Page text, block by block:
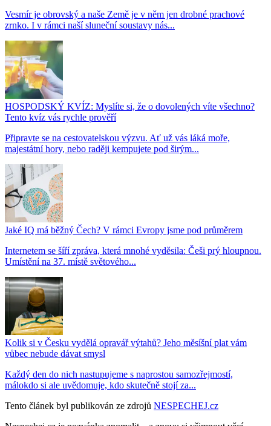
Vesmír je obrovský a naše Země je v něm jen drobné prachové
zrnko. I v rámci naší sluneční soustavy nás...
HOSPODSKÝ KVÍZ: Myslíte si, že o dovolených víte všechno?
Tento kvíz vás rychle prověří
Připravte se na cestovatelskou výzvu. Ať už vás láká moře,
majestátní hory, nebo raději kempujete pod širým...
Jaké IQ má běžný Čech? V rámci Evropy jsme pod průměrem
Internetem se šíří zpráva, která mnohé vyděsila: Češi prý hloupnou.
Umístění na 37. místě světového...
Kolik si v Česku vydělá opravář výtahů? Jeho měsíšní plat vám
vůbec nebude dávat smysl
Každý den do nich nastupujeme s naprostou samozřejmostí,
málokdo si ale uvědomuje, kdo skutečně stojí za...
Tento článek byl publikován ze zdrojů NESPECHEJ.cz